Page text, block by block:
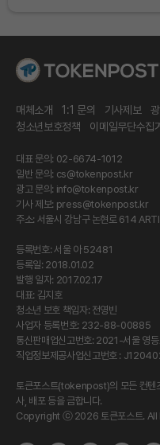
매체소개 1:1 문의 기사제보
청소년보호정책
이메일무단수집
대표 문의: 02-6674-1012
일반 문의: cs@tokenpost.kr
광고 문의: info@tokenpost.kr
기사 제보: press@tokenpost.kr
주소: 서울시 강남구 논현로 614
등록번호: 서울 아 52481
등록일: 2018.01.02
발행 일자: 2017.02.17
대표: 김지호
청소년 보호 책임자: 전영빈
사업자 등록번호: 232-88-00885
통신판매업신고번호: 2021-서울 영
직업정보제공사업신고번호 :
토큰포스트(tokenpost)의 모든 컨텐
사, 배포 등을 금합니다.
Copyright ⓒ 2026 토큰포스트.